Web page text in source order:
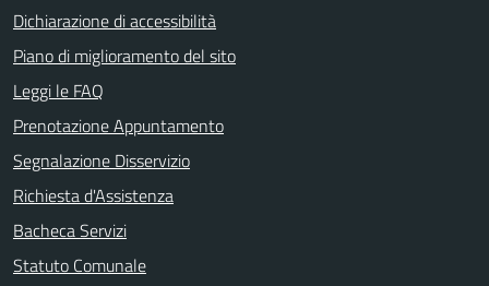
Dichiarazione di accessibilità
Piano di miglioramento del sito
Leggi le FAQ
Prenotazione Appuntamento
Segnalazione Disservizio
Richiesta d'Assistenza
Bacheca Servizi
Statuto Comunale